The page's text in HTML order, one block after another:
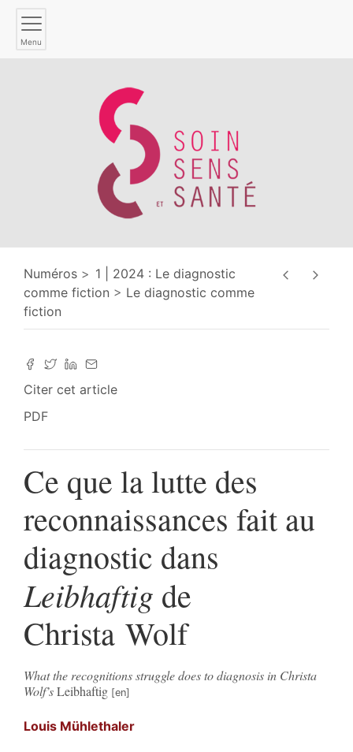
Menu
Numéros
1 | 2024 : Le diagnostic
comme fiction
Le diagnostic comme
fiction
Citer cet article
PDF
Ce que la lutte des
reconnaissances fait au
diagnostic dans
Leibhaftig de
Christa Wolf
What the recognitions struggle does to diagnosis in Christa
Wolf’sLeibhaftig
Louis Mühlethaler